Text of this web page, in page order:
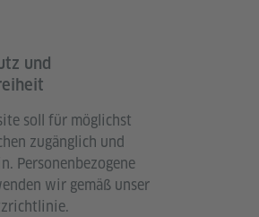
und
soll für möglichst
zugänglich und
Personenbezogene
wir gemäß unser